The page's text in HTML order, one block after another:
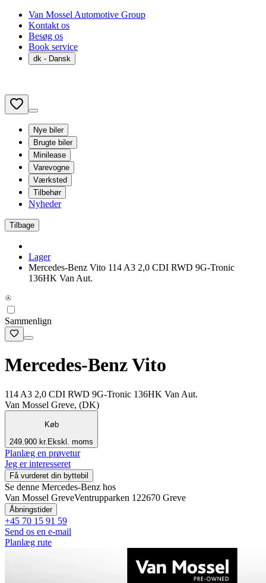
Van Mossel Automotive Group
Kontakt os
Besøg os
Book service
dk - Dansk
Nye biler
Brugte biler
Minilease
Varevogne
Værksted
Tilbehør
Nyheder
Tilbage
Lager
Mercedes-Benz Vito 114 A3 2,0 CDI RWD 9G-Tronic
136HK Van Aut.
Sammenlign
Mercedes-Benz Vito
114 A3 2,0 CDI RWD 9G-Tronic 136HK Van Aut.
Van Mossel Greve, (DK)
Køb
249.900 kr. Ekskl. moms
Planlæg en prøvetur
Jeg er interesseret
Få vurderet din byttebil
Se denne Mercedes-Benz hos
Van Mossel GreveVentrupparken 122670 Greve
Åbningstider
+45 70 15 91 59
Send os en e-mail
Planlæg rute